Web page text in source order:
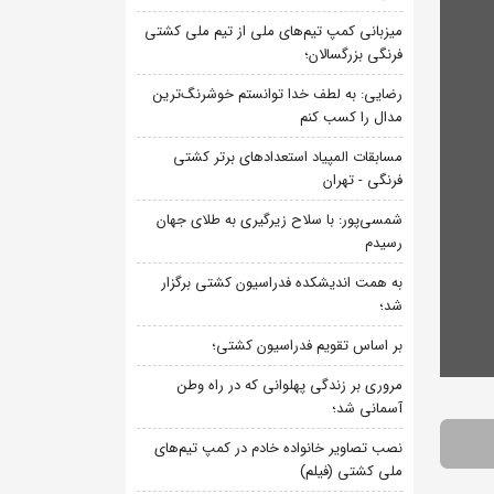
میزبانی کمپ تیم‌های ملی از تیم ملی کشتی
فرنگی بزرگسالان؛
رضایی: به لطف خدا توانستم خوشرنگ‌ترین
مدال را کسب کنم
مسابقات المپیاد استعدادهای برتر کشتی
فرنگی - تهران
شمسی‌پور: با سلاح زیرگیری به طلای جهان
رسیدم
به همت اندیشکده فدراسیون کشتی برگزار
شد؛
بر اساس تقویم فدراسیون کشتی؛
مروری بر زندگی پهلوانی که در راه وطن
آسمانی شد؛
نصب تصاویر خانواده خادم در کمپ تیم‌های
ملی کشتی (فیلم)